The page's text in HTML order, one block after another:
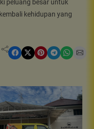
peluang besar untuk
kehidupan yang
Share on Facebook Share on X Share on Pinterest Share on Telegram Share on WhatsApp Share on Email